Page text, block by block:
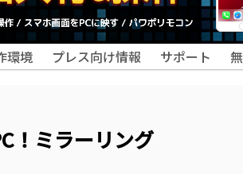
環境 プレス向け情報 サポート
！ミラーリング